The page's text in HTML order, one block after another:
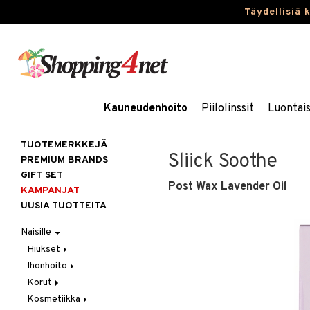
Täydellisiä
Kauneudenhoito Piilolinssit
Sliick Soothe
Post Wax Lavender Oil
TUOTEMERKKEJÄ
PREMIUM BRANDS
GIFT SET
KAMPANJAT
UUSIA TUOTTEITA
Naisille
Hiukset
Gift Set
Harjat / Kammat
Hiuskuurit
Ihonhoito
Aurinkotuotteet
Erikoistuotteet
Korut
Kaulakorut
Kosmetiikka